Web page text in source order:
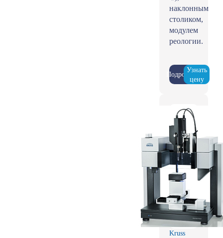
наклонным
столиком,
модулем
реологии.
Подробнее
Узнать
цену
Kruss